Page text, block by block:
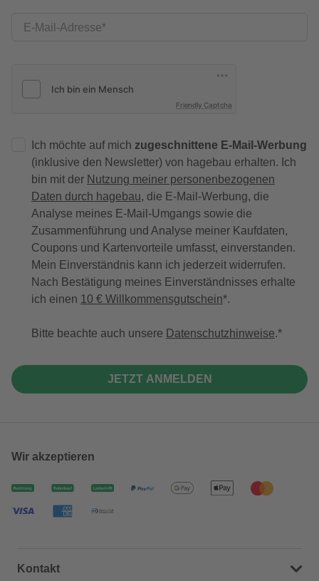
E-Mail-Adresse
Friendly Captcha
Ich möchte auf mich zugeschnittene E-Mail-Werbung
(inklusive den Newsletter) von hagebau erhalten. Ich
bin mit der Nutzung meiner personenbezogenen
Daten durch hagebau, die E-Mail-Werbung, die
Analyse meines E-Mail-Umgangs sowie die
Zusammenführung und Analyse meiner Kaufdaten,
Coupons und Kartenvorteile umfasst, einverstanden.
Mein Einverständnis kann ich jederzeit widerrufen.
Nach Bestätigung meines Einverständnisses erhalte
ich einen 10 € Willkommensgutschein*.
Bitte beachte auch unsere Datenschutzhinweise.
JETZT ANMELDEN
Wir akzeptieren
Kontakt